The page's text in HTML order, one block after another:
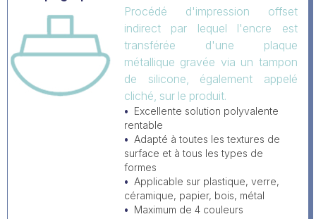
Procédé d'impression offset
indirect par lequel l'encre est
transférée d'une plaque
métallique gravée via un tampon
de silicone, également appelé
cliché, sur le produit.
Excellente solution polyvalente
rentable
Adapté à toutes les textures de
surface et à tous les types de
formes
Applicable sur plastique, verre,
céramique, papier, bois, métal
Maximum de 4 couleurs